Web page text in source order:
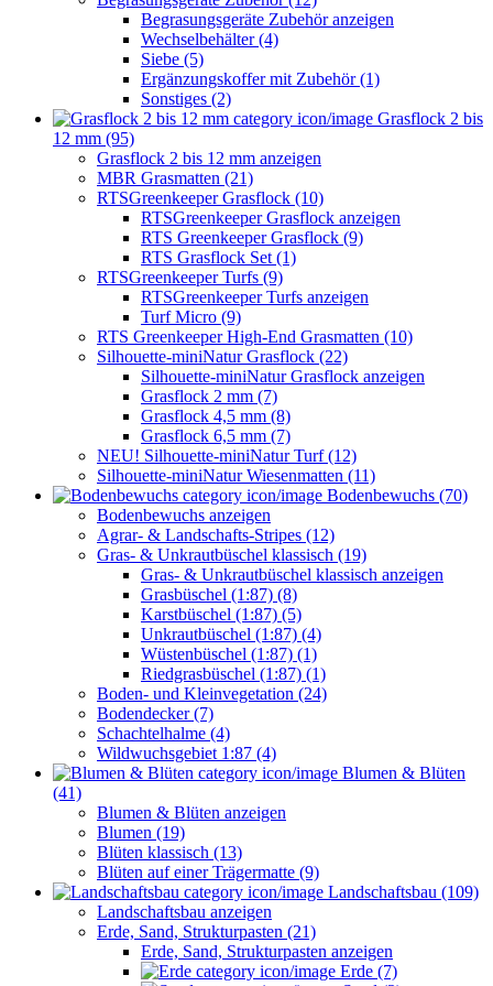
Begrasungsgeräte Zubehör anzeigen
Wechselbehälter (4)
Siebe (5)
Ergänzungskoffer mit Zubehör (1)
Sonstiges (2)
Grasflock 2 bis
12 mm (95)
Grasflock 2 bis 12 mm anzeigen
MBR Grasmatten (21)
RTSGreenkeeper Grasflock (10)
RTSGreenkeeper Grasflock anzeigen
RTS Greenkeeper Grasflock (9)
RTS Grasflock Set (1)
RTSGreenkeeper Turfs (9)
RTSGreenkeeper Turfs anzeigen
Turf Micro (9)
RTS Greenkeeper High-End Grasmatten (10)
Silhouette-miniNatur Grasflock (22)
Silhouette-miniNatur Grasflock anzeigen
Grasflock 2 mm (7)
Grasflock 4,5 mm (8)
Grasflock 6,5 mm (7)
NEU! Silhouette-miniNatur Turf (12)
Silhouette-miniNatur Wiesenmatten (11)
Bodenbewuchs (70)
Bodenbewuchs anzeigen
Agrar- & Landschafts-Stripes (12)
Gras- & Unkrautbüschel klassisch (19)
Gras- & Unkrautbüschel klassisch anzeigen
Grasbüschel (1:87) (8)
Karstbüschel (1:87) (5)
Unkrautbüschel (1:87) (4)
Wüstenbüschel (1:87) (1)
Riedgrasbüschel (1:87) (1)
Boden- und Kleinvegetation (24)
Bodendecker (7)
Schachtelhalme (4)
Wildwuchsgebiet 1:87 (4)
Blumen & Blüten
(41)
Blumen & Blüten anzeigen
Blumen (19)
Blüten klassisch (13)
Blüten auf einer Trägermatte (9)
Landschaftsbau (109)
Landschaftsbau anzeigen
Erde, Sand, Strukturpasten (21)
Erde, Sand, Strukturpasten anzeigen
Erde (7)